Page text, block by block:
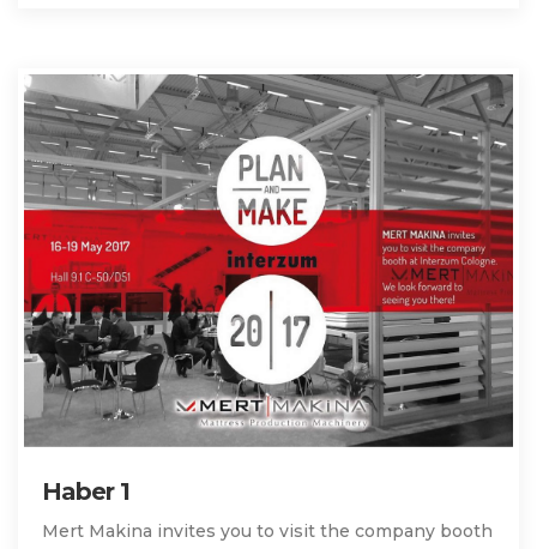
Haber 1
Mert Makina invites you to visit the company booth